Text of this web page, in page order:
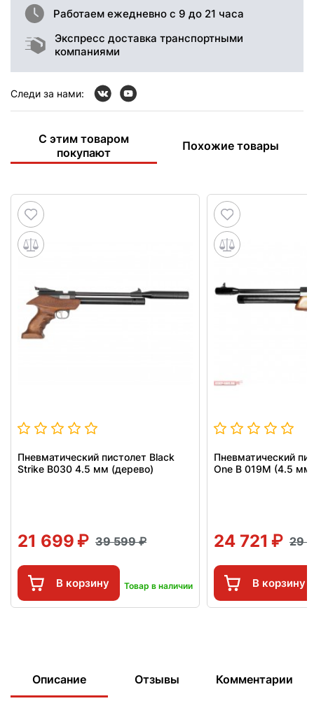
Работаем ежедневно с 9 до 21 часа
Экспресс доставка транспортными
компаниями
Следи за нами:
С этим товаром
покупают
Похожие товары
Пневматический пистолет Black
Strike B030 4.5 мм (дерево)
21 699 39 599
В корзину Товар в наличии
Пневматический
One B 019M (4.5
24 721 29
В корзину
Описание Отзывы Комментарии